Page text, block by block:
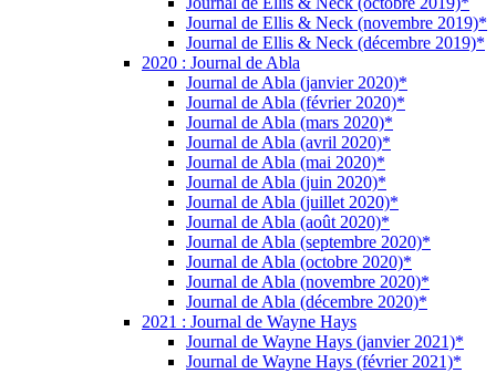
Journal de Ellis & Neck (novembre 2019)*
Journal de Ellis & Neck (décembre 2019)*
2020 : Journal de Abla
Journal de Abla (janvier 2020)*
Journal de Abla (février 2020)*
Journal de Abla (mars 2020)*
Journal de Abla (avril 2020)*
Journal de Abla (mai 2020)*
Journal de Abla (juin 2020)*
Journal de Abla (juillet 2020)*
Journal de Abla (août 2020)*
Journal de Abla (septembre 2020)*
Journal de Abla (octobre 2020)*
Journal de Abla (novembre 2020)*
Journal de Abla (décembre 2020)*
2021 : Journal de Wayne Hays
Journal de Wayne Hays (janvier 2021)*
Journal de Wayne Hays (février 2021)*